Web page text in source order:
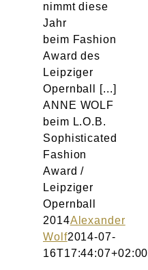
nimmt diese
Jahr
beim Fashion
Award des
Leipziger
Opernball [...]
ANNE WOLF
beim L.O.B.
Sophisticated
Fashion
Award /
Leipziger
Opernball
2014Alexander
Wolf2014-07-
16T17:44:07+02:00